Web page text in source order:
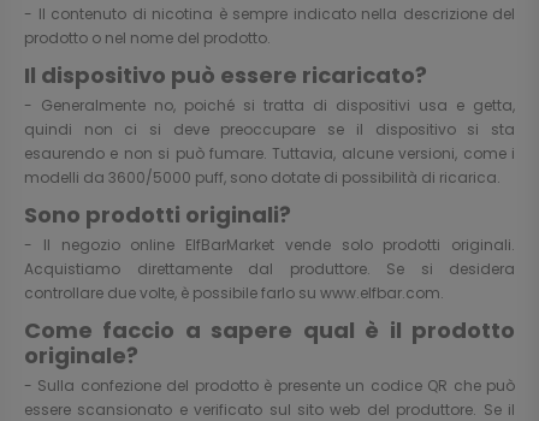
- Il contenuto di nicotina è sempre indicato nella descrizione del
prodotto o nel nome del prodotto.
Il dispositivo può essere ricaricato?
- Generalmente no, poiché si tratta di dispositivi usa e getta,
quindi non ci si deve preoccupare se il dispositivo si sta
esaurendo e non si può fumare. Tuttavia, alcune versioni, come i
modelli da 3600/5000 puff, sono dotate di possibilità di ricarica.
Sono prodotti originali?
- Il negozio online ElfBarMarket vende solo prodotti originali.
Acquistiamo direttamente dal produttore. Se si desidera
controllare due volte, è possibile farlo su www.elfbar.com.
Come faccio a sapere qual è il prodotto
originale?
- Sulla confezione del prodotto è presente un codice QR che può
essere scansionato e verificato sul sito web del produttore. Se il